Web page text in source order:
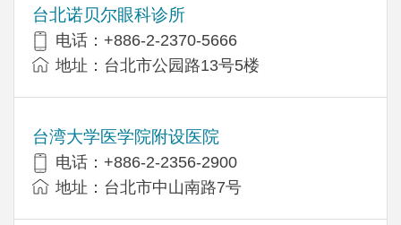
台北诺贝尔眼科诊所
电话：+886-2-2370-5666
地址：台北市公园路13号5楼
台湾大学医学院附设医院
电话：+886-2-2356-2900
地址：台北市中山南路7号